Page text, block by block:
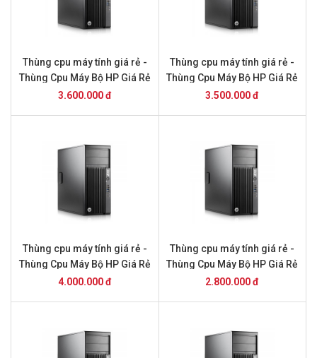
Thùng cpu máy tính giá rẻ -
Thùng Cpu Máy Bộ HP Giá Rẻ
TP HCM Z230 MT: Core i7-
3.600.000 đ
Thùng cpu máy tính giá rẻ -
Thùng Cpu Máy Bộ HP Giá Rẻ
TP HCM Z230 MT: Core i5-
3.500.000 đ
Thùng cpu máy tính giá rẻ -
Thùng Cpu Máy Bộ HP Giá Rẻ
TP HCM Z230 MT: Core i5-
4.000.000 đ
Thùng cpu máy tính giá rẻ -
Thùng Cpu Máy Bộ HP Giá Rẻ
TP HCM Z230 MT: Core i5-
2.800.000 đ